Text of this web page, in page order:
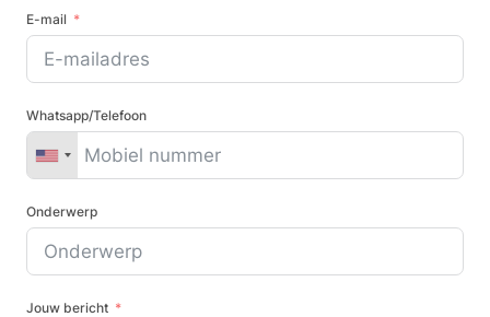
E-mail
Whatsapp/Telefoon
Onderwerp
Jouw bericht